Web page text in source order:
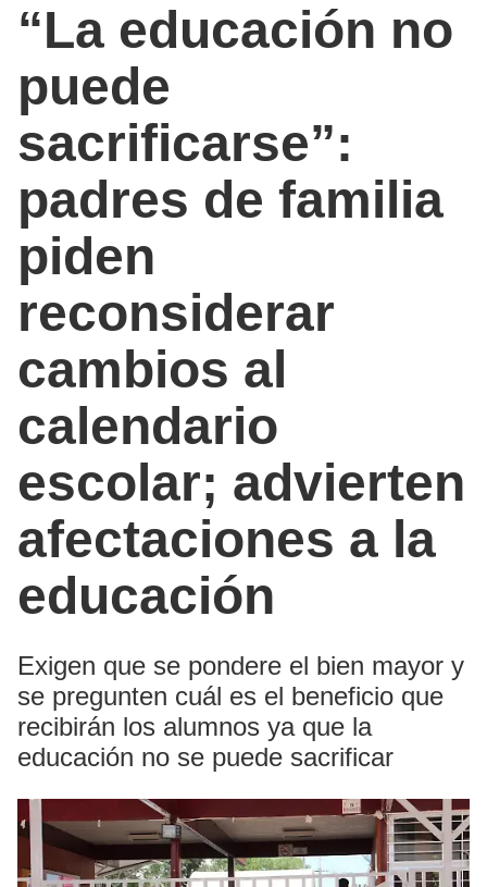
“La educación no
puede
sacrificarse”:
padres de familia
piden
reconsiderar
cambios al
calendario
escolar; advierten
afectaciones a la
educación
Exigen que se pondere el bien mayor y
se pregunten cuál es el beneficio que
recibirán los alumnos ya que la
educación no se puede sacrificar